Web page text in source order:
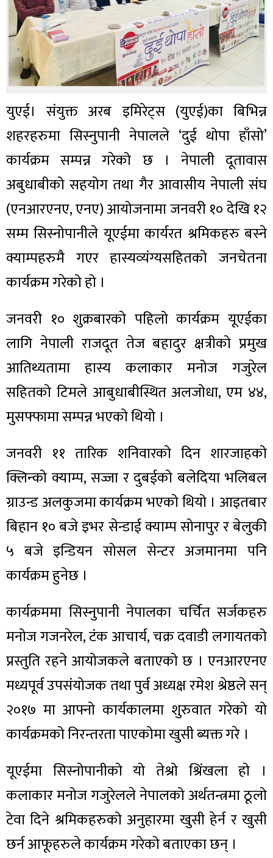
युएई। संयुक्त अरब इमिरेट्स (युएई)का बिभिन्न
शहरहरुमा सिस्नुपानी नेपालले ‘दुई थोपा हाँसो’
कार्यक्रम सम्पन्न गरेको छ । नेपाली दूतावास
अबुधाबीको सहयोग तथा गैर आवासीय नेपाली संघ
(एनआरएनए, एनए) आयोजनामा जनवरी १० देखि १२
सम्म सिस्नोपानीले यूएईमा कार्यरत श्रमिकहरु बस्ने
क्याम्पहरुमै गएर हास्यव्‍यंग्यसहितको जनचेतना
कार्यक्रम गरेको हो ।
जनवरी १० शुक्रबारको पहिलो कार्यक्रम यूएईका
लागि नेपाली राजदूत तेज बहादुर क्षत्रीको प्रमुख
आतिथ्यतामा हास्य कलाकार मनोज गजुरेल
सहितको टिमले आबुधाबीस्थित अलजोधा, एम ४४,
मुसफ्फामा सम्पन्न भएको थियो ।
जनवरी ११ तारिक शनिवारको दिन शारजाहको
क्लिन्को क्याम्प, सज्जा र दुबईको बलेदिया भलिबल
ग्राउन्ड अलकुजमा कार्यक्रम भएको थियो । आइतबार
बिहान १० बजे इभर सेन्डाई क्याम्प सोनापुर र बेलुकी
५ बजे इन्डियन सोसल सेन्टर अजमानमा पनि
कार्यक्रम हुनेछ ।
कार्यक्रममा सिस्नुपानी नेपालका चर्चित सर्जकहरु
मनोज गजनरेल, टंक आचार्य, चक्र दवाडी लगायतको
प्रस्तुति रहने आयोजकले बताएको छ । एनआरएनए
मध्यपूर्व उपसंयोजक तथा पुर्व अध्यक्ष रमेश श्रेष्ठले सन्
२०१७ मा आफ्नो कार्यकालमा शुरुवात गरेको यो
कार्यक्रमको निरन्तरता पाएकोमा खुसी ब्यक्त गरे ।
यूएईमा सिस्नोपानीको यो तेश्रो श्रिंखला हो ।
कलाकार मनोज गजुरेलले नेपालको अर्थतन्त्रमा ठूलो
टेवा दिने श्रमिकहरुको अनुहारमा खुसी हेर्न र खुसी
छर्न आफूहरुले कार्यक्रम गरेको बताएका छन् ।